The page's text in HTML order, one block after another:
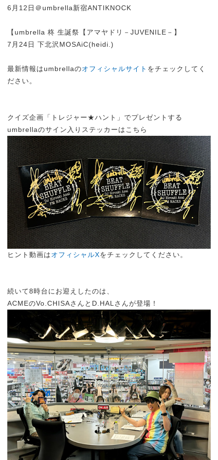
6月12日＠umbrella新宿ANTIKNOCK
【umbrella 柊 生誕祭【アマヤドリ－JUVENILE－】
7月24日 下北沢MOSAiC(heidi.)
最新情報はumbrellaのオフィシャルサイト をチェックしてく
ださい。
クイズ企画「トレジャー★ハント」でプレゼントする
umbrellaのサイン入りステッカーはこちら
ヒント動画はオフィシャルXをチェックしてください。
続いて8時台にお迎えしたのは、
ACMEのVo.CHISAさんとD.HALさんが登場！